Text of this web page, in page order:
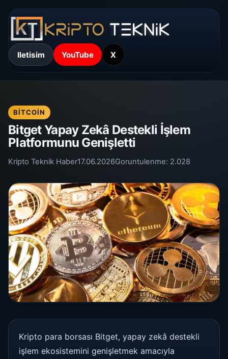
Iletisim YouTube X
BITCOIN
Bitget Yapay Zekâ Destekli İşlem
Platformunu Genişletti
Kripto Teknik Haber17.06.2026Goruntulenme: 2.028
Kripto para borsası Bitget, yapay zekâ destekli
işlem ekosistemini genişletmek amacıyla